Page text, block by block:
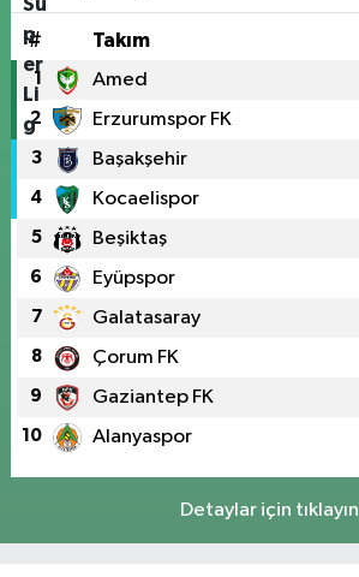
# Takım
1 Amed
2 Erzurumspor FK
3 Başakşehir
4 Kocaelispor
5 Beşiktaş
6 Eyüpspor
7 Galatasaray
8 Çorum FK
9 Gaziantep FK
10 Alanyaspor
Detaylar için tıklayın